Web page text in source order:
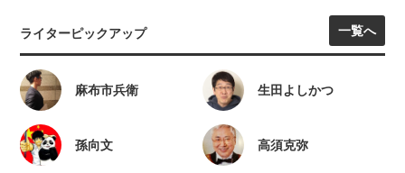
ライターピックアップ 一覧へ
麻布市兵衛 生田よしかつ
孫向文 高須克弥